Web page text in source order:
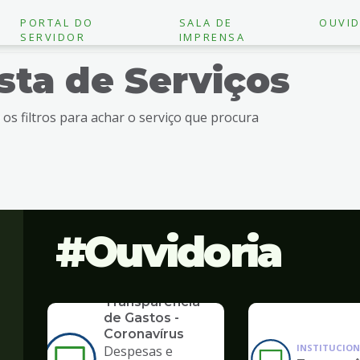
PORTAL DO
SERVIDOR
SALA DE
IMPRENSA
de Serviços
os filtros para achar o serviço que procura
Ouvidoria
Transparência
de Gastos -
Coronavírus
Despesas e